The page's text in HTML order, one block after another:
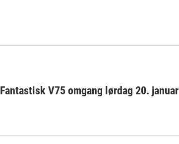
Fantastisk V75 omgang lørdag 20. januar